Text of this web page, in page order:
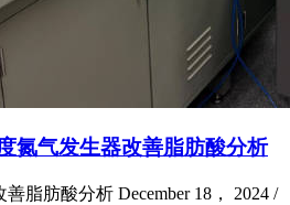
氮气发生器改善脂肪酸分析
脂肪酸分析 December 18， 2024 /